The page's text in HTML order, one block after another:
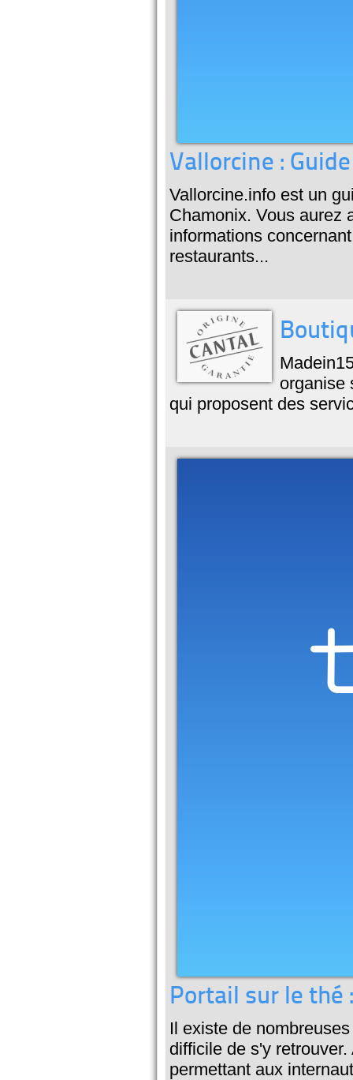
Vallorcine :
Vallorcine.info est un
Chamonix. Vous aurez
informations
restaurants...
organise
qui proposent des
Portail sur le thé
Il existe de
difficile de s'y
permettant aux